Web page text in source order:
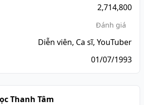
2,714,800
Đánh giá
Diễn viên, Ca sĩ, YouTuber
01/07/1993
Thanh Tâm